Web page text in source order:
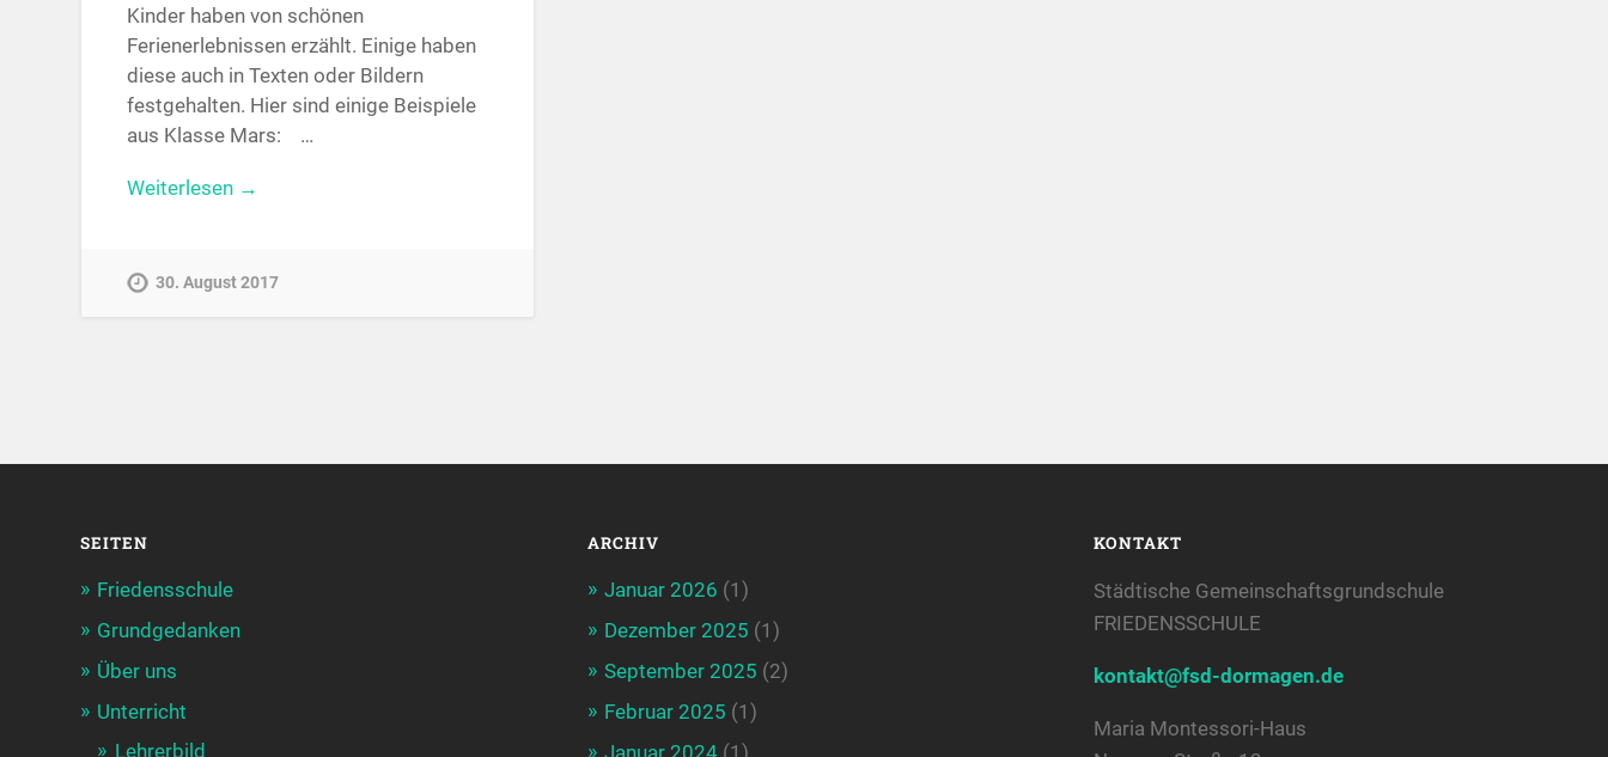
Kinder haben von schönen
Ferienerlebnissen erzählt. Einige haben
diese auch in Texten oder Bildern
festgehalten. Hier sind einige Beispiele
aus Klasse Mars: …
Weiterlesen →
30. August 2017
SEITEN
Friedensschule
Grundgedanken
Über uns
Unterricht
Lehrerbild
ARCHIV
Januar 2026 (1)
Dezember 2025 (1)
September 2025 (2)
Februar 2025 (1)
Januar 2024(1)
KONTAKT
Städtische Gemeinschaftsgrundschule
FRIEDENSSCHULE
kontakt@fsd-dormagen.de
Maria Montessori-Haus